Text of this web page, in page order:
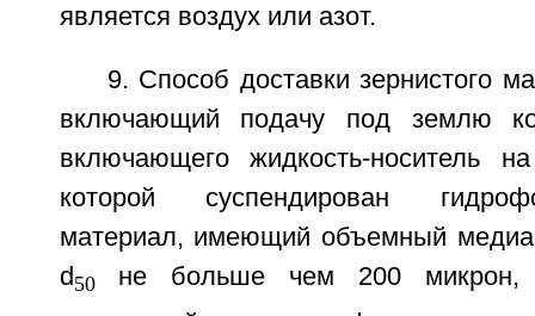
является воздух или азот.
9. Способ доставки зернистого
включающий подачу под землю
включающего жидкость-носитель
которой суспендирован
материал, имеющий объемный
d 50не больше чем 200 микрон,